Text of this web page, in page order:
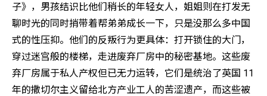
子》，男孩结识比他们稍长的年轻女人，姐姐则在打发无
聊时光的同时捎带着帮弟弟成长一下，只是没那么多中国
式的性压抑。他们的反叛行为更具体：打开锁住的大门，
穿过迷宫般的楼梯，走进废弃厂房中的秘密基地。这些废
弃厂房属于私人产权但已无力运转，它们是统治了英国 11
年的撒切尔主义留给北方产业工人的苦涩遗产，而这些被